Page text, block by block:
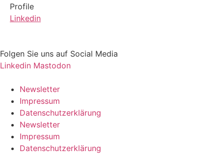
Profile
Linkedin
Folgen Sie uns auf Social Media
Linkedin Mastodon
Newsletter
Impressum
Datenschutzerklärung
Newsletter
Impressum
Datenschutzerklärung